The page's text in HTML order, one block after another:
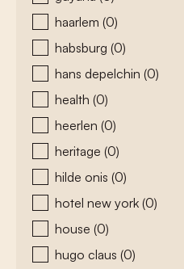
haarlem (0)
habsburg (0)
hans depelchin (0)
health (0)
heerlen (0)
heritage (0)
hilde onis (0)
hotel new york (0)
house (0)
hugo claus (0)